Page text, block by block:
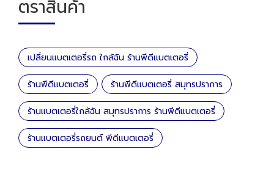
ตราสินค้า
เปลี่ยนแบตเตอรี่รถ ใกล้ฉัน ร้านพีดีแบตเตอรี่
ร้านพีดีแบตเตอรี่ ร้านพีดีแบตเตอรี่ สมุทรปราการ
ร้านแบตเตอรี่ใกล้ฉัน สมุทรปราการ ร้านพีดีแบตเตอรี่
ร้านแบตเตอรี่รถยนต์ พีดีแบตเตอรี่